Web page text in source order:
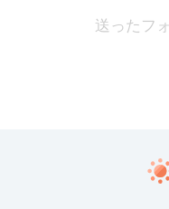
送ったフ